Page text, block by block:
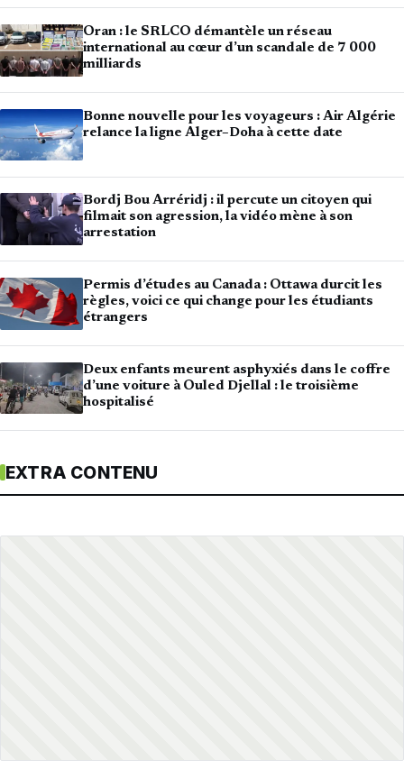
Oran : le SRLCO démantèle un réseau
international au cœur d’un scandale de 7 000
milliards
Bonne nouvelle pour les voyageurs : Air Algérie
relance la ligne Alger–Doha à cette date
Bordj Bou Arréridj : il percute un citoyen qui
filmait son agression, la vidéo mène à son
arrestation
Permis d’études au Canada : Ottawa durcit les
règles, voici ce qui change pour les étudiants
étrangers
Deux enfants meurent asphyxiés dans le coffre
d’une voiture à Ouled Djellal : le troisième
hospitalisé
EXTRA CONTENU